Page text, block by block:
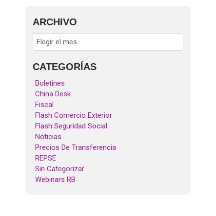
ARCHIVO
CATEGORÍAS
Boletines
China Desk
Fiscal
Flash Comercio Exterior
Flash Seguridad Social
Noticias
Precios De Transferencia
REPSE
Sin Categorizar
Webinars RB